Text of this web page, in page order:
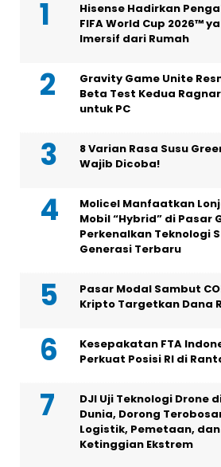
Hisense Hadirkan
FIFA World Cup 2026™
Imersif dari Rumah
Gravity Game Unite
Beta Test Kedua
untuk PC
8 Varian Rasa Susu
Wajib Dicoba!
Molicel Manfaatkan
Mobil “Hybrid” di Pasar
Perkenalkan Teknologi
Generasi Terbaru
Pasar Modal Sambut
Kripto Targetkan Dana
Kesepakatan FTA
Perkuat Posisi RI di
DJI Uji Teknologi Drone
Dunia, Dorong
Logistik, Pemetaan,
Ketinggian Ekstrem